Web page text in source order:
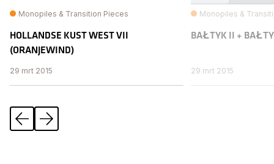
Monopiles & Transition Pieces
HOLLANDSE KUST WEST VII
(ORANJEW IND)
29 mrt 2015
Monopiles &
BAŁTYK II +
29 mrt 2015
VorigeVolgende